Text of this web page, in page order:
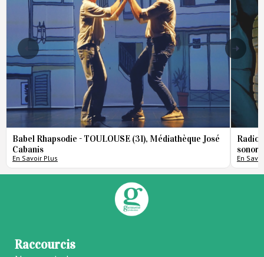
Babel Rhapsodie - TOULOUSE (31), Médiathèque José
Cabanis
En Savoir Plus
Radio
En
Raccourcis